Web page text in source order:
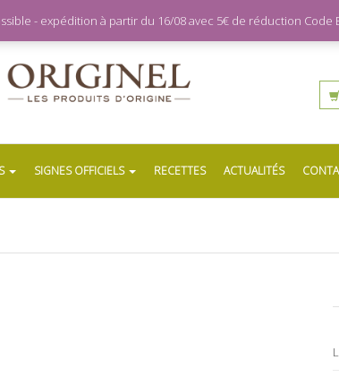
SIGNES OFFICIELS RECETTES ACTUALITÉS
- expédition à partir du 16/08 avec 5€ de réduction Code